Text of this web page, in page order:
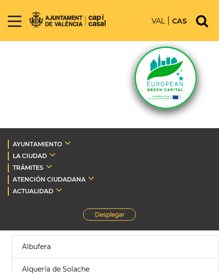
VAL CAS
AYUNTAMIENTO
LA CIUDAD
TRÁMITES
ATENCIÓN CIUDADANA
ACTUALIDAD
Desplegar
Albufera
Alquería de Solache